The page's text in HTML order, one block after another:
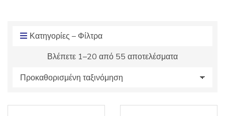
Κατηγορίες – Φίλτρα
Βλέπετε 1–20 από 55 αποτελέσματα